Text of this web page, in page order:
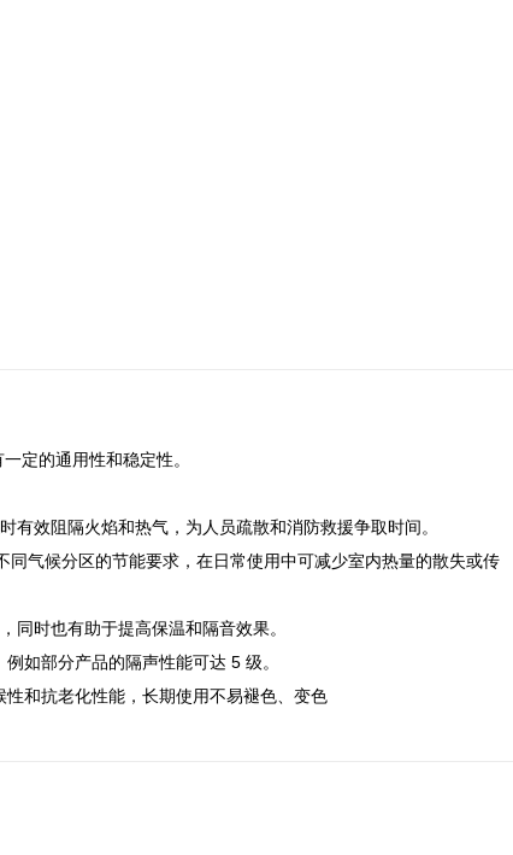
定的通用性和稳定性。
有效阻隔火焰和热气，为人员疏散和消防救援争取时间。
气候分区的节能要求，在日常使用中可减少室内热量的散失或传
同时也有助于提高保温和隔音效果。
如部分产品的隔声性能可达 5 级。
和抗老化性能，长期使用不易褪色、变色